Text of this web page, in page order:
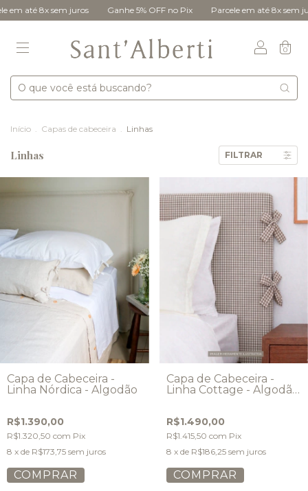
juros Ganhe 5% OFF no Pix Parcele em até 8x sem juros Ganhe
0
Início . Capas de cabeceira . Linhas
Linhas FILTRAR
Capa de Cabeceira -
Linha Nórdica - Algodão
R$1.390,00
R$1.320,50 com Pix
8 x de R$173,75 sem juros
COMPRAR
Capa de Cabeceira -
Linha Cottage - Algodão
R$1.490,00
R$1.415,50 com Pix
8 x de R$186,25 sem juros
COMPRAR